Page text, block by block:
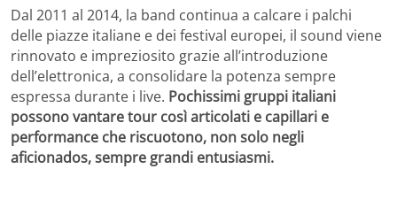
Dal 2011 al 2014, la band continua a calcare i palchi
delle piazze italiane e dei festival europei, il sound viene
rinnovato e impreziosito grazie all’introduzione
dell’elettronica, a consolidare la potenza sempre
espressa durante i live. Pochissimi gruppi italiani
possono vantare tour così articolati e capillari e
performance che riscuotono, non solo negli
aficionados, sempre grandi entusiasmi.